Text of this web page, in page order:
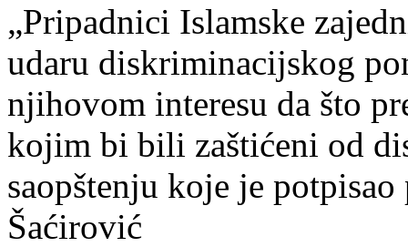
„Pripadnici Islamske
udaru diskriminacijskog
njihovom interesu da što
kojim bi bili zaštićeni od
saopštenju koje je
Šaćirović